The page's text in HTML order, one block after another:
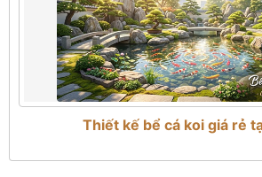
Thiết kế bể cá koi giá rẻ